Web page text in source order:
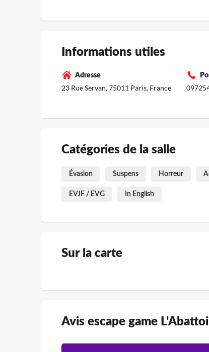
Informations utiles
Adresse
23 Rue Servan, 75011 Paris, France
Catégories de la salle
Évasion Suspens Horreur
EVJF / EVG In English
Sur la carte
Avis escape game